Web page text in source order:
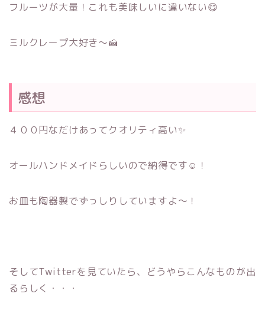
フルーツが大量！これも美味しいに違いない😋
ミルクレープ大好き～🍰
感想
４００円なだけあってクオリティ高い✨
オールハンドメイドらしいので納得です☺！
お皿も陶器製でずっしりしていますよ～！
そしてTwitterを見ていたら、どうやらこんなものが出
るらしく・・・